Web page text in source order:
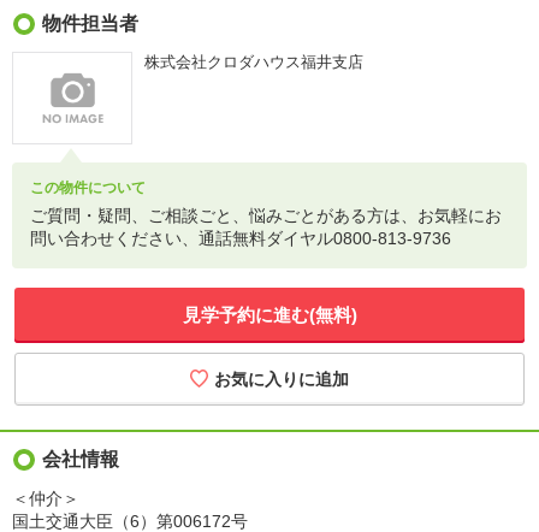
物件担当者
株式会社クロダハウス福井支店
この物件について
ご質問・疑問、ご相談ごと、悩みごとがある方は、お気軽にお
問い合わせください、通話無料ダイヤル0800-813-9736
見学予約に進む(無料)
会社情報
＜仲介＞
国土交通大臣（6）第006172号